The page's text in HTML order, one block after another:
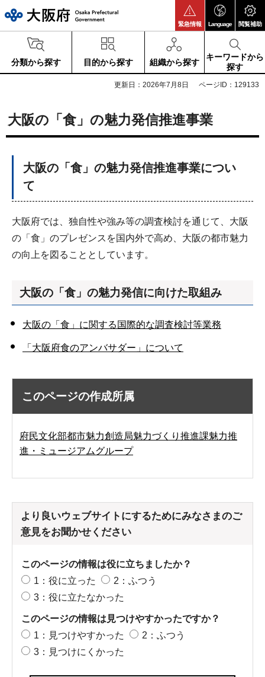
緊急情報 Language 閲覧補助
分類から探す 目的から探す 組織から探す
キーワードから
探す
更新日：2026年7月8日 ページID：129133
大阪の「食」の魅力発信推進事業
大阪の「食」の魅力発信推進事業につい
て
大阪府では、独自性や強み等の調査検討を通じて、大阪
の「食」のプレゼンスを国内外で高め、大阪の都市魅力
の向上を図ることとしています。
大阪の「食」の魅力発信に向けた取組み
大阪の「食」に関する国際的な調査検討等業務
「大阪府食のアンバサダー」について
このページの作成所属
府民文化部都市魅力創造局魅力づくり推進課魅力推
進・ミュージアムグループ
より良いウェブサイトにするためにみなさまのご
意見をお聞かせください
このページの情報は役に立ちましたか？
1：役に立った
2：ふつう
3：役に立たなかった
このページの情報は見つけやすかったですか？
1：見つけやすかった
2：ふつう
3：見つけにくかった